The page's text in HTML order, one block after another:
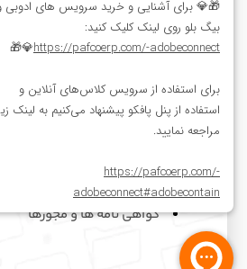
درباره ما
اخبار پافکو
پورتال مشتریان
دعوت به همکاری
گواهی نامه ها و مجوزها